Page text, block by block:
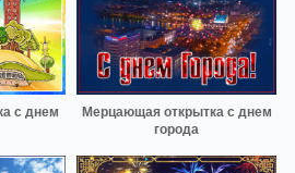
с днем
Мерцающая открытка с днем
города